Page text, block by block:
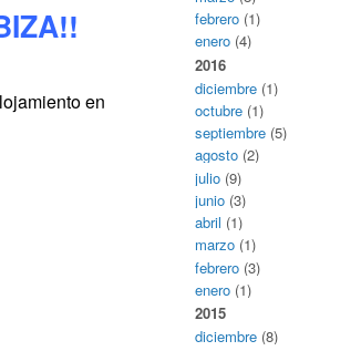
en
febrero(1)
enero(4)
2016
diciembre(1)
octubre(1)
septiembre(5)
agosto(2)
julio(9)
junio(3)
abril (1)
marzo(1)
febrero(3)
enero(1)
2015
diciembre(8)